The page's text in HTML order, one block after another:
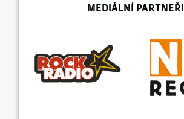
MEDIÁLNÍ PARTNEŘI